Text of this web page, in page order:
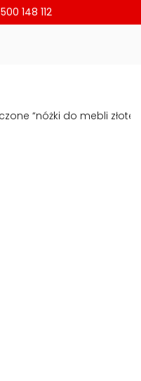
148 112
“nóżki do mebli złote”